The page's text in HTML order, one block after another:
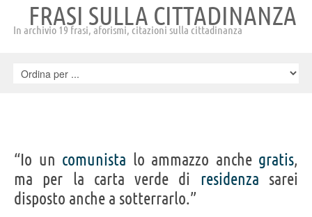
FRASI SULLA CITTADINANZA
In archivio 19 frasi, aforismi, citazioni sulla cittadinanza
“Io un comunista lo ammazzo anche gratis,
ma per la carta verde di residenza sarei
disposto anche a sotterrarlo.”